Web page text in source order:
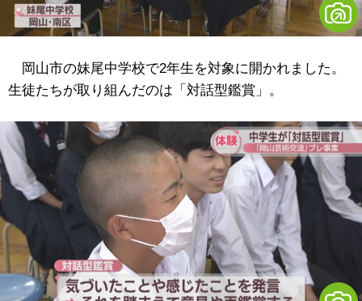
岡山市の妹尾中学校で2年生を対象に開かれました。
生徒たちが取り組んだのは「対話型鑑賞」。